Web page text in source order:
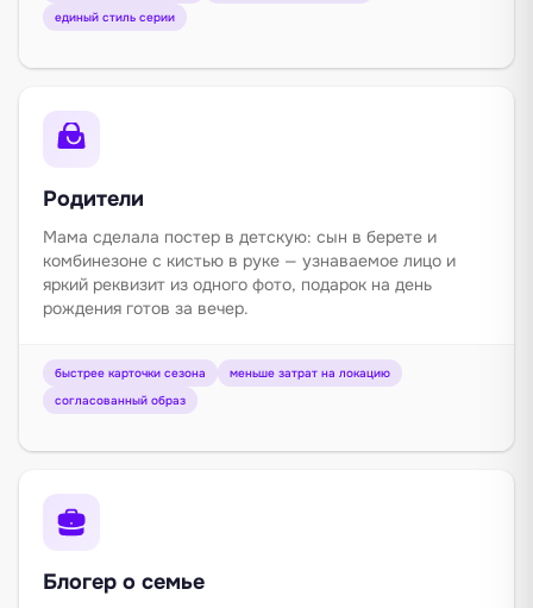
единый стиль серии
Родители
Мама сделала постер в детскую: сын в берете и
комбинезоне с кистью в руке — узнаваемое лицо и
яркий реквизит из одного фото, подарок на день
рождения готов за вечер.
быстрее карточки сезона
меньше затрат на локацию
согласованный образ
Блогер о семье